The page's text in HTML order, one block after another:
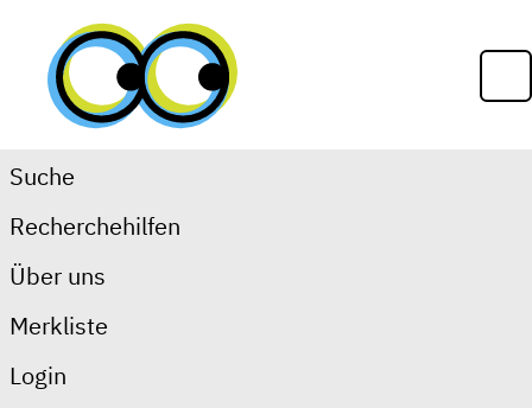
Suche
Recherchehilfen
Über uns
Merkliste
Login